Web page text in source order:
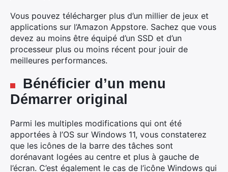
Vous pouvez télécharger plus d’un millier de jeux et
applications sur l’Amazon Appstore. Sachez que vous
devez au moins être équipé d’un SSD et d’un
processeur plus ou moins récent pour jouir de
meilleures performances.
Bénéficier d’un menu
Démarrer original
Parmi les multiples modifications qui ont été
apportées à l’OS sur Windows 11, vous constaterez
que les icônes de la barre des tâches sont
dorénavant logées au centre et plus à gauche de
l’écran. C’est également le cas de l’icône Windows qui